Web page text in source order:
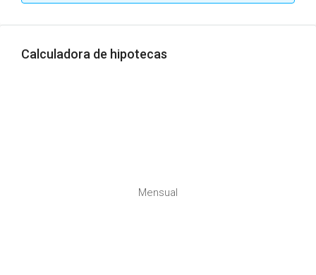
Calculadora de hipotecas
Mensual